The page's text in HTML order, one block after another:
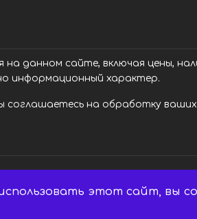
данном сайте, включая цены,
информационный характер.
на обработку ваших
защищены.
этот сайт, вы